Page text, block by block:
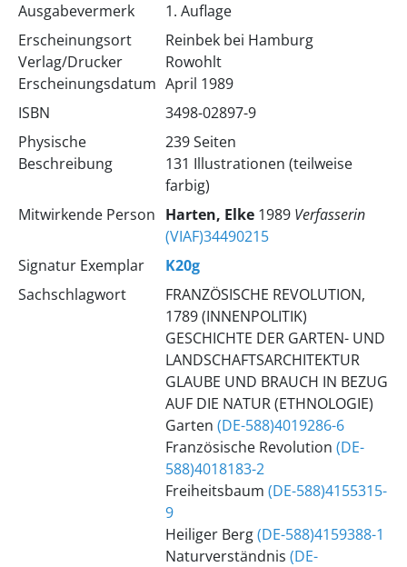
Ausgabevermerk
1. Auflage
Erscheinungsort
Verlag/Drucker
Erscheinungsdatum
Reinbek bei Hamburg
Rowohlt
April 1989
ISBN
3498-02897-9
Physische
Beschreibung
239 Seiten
131 Illustrationen (teilweise
farbig)
Mitwirkende Person Harten, Elke 1989 Verfasserin
(VIAF)34490215
Signatur Exemplar
K20g
Sachschlagwort
FRANZÖSISCHE REVOLUTION,
1789 (INNENPOLITIK)
GESCHICHTE DER GARTEN- UND
LANDSCHAFTSARCHITEKTUR
GLAUBE UND BRAUCH IN BEZUG
AUF DIE NATUR (ETHNOLOGIE)
Garten (DE-588)4019286-6
Französische Revolution (DE-
588)4018183-2
Freiheitsbaum (DE-588)4155315-
9
Heiliger Berg(DE-588)4159388-1
Naturverständnis (DE-